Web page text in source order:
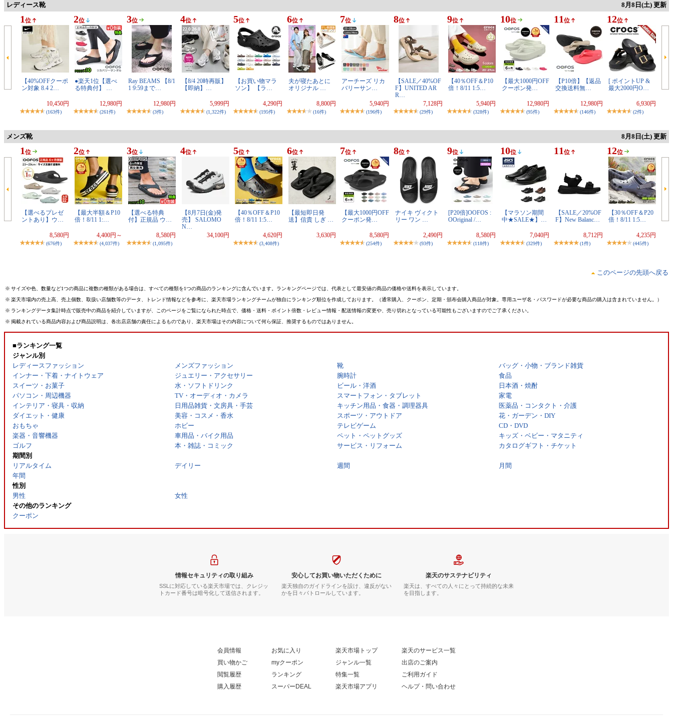
レディース靴 8月8日(土) 更新
1 位
【40%OFFクーポ
ン対象 8.4 2…
10,450円
(163件)
2位
●楽天1位【選べ
る特典付】 …
12,980円
(261件)
3位
Ray BEAMS 【8/1
1 9:59まで…
12,980円
(3件)
4位
【8/4 20時再販】
【即納】…
5,999円
(1,322件)
5位
【お買い物マラ
ソン】 【ラ…
4,290円
(195件)
6位
夫が寝たあとに
オリジナル …
8,800円
(16件)
7位
アーチーズ リカ
バリーサン…
5,940円
(196件)
8位
【SALE／40%OF
F】UNITED AR
R…
7,128円
(29件)
9位
【40％OFF＆P10
倍！8/11 1:5…
5,940円
(328件)
10位
【最大1000円OFF
クーポン発…
12,980円
(95件)
11 位
【P10倍】【返品
交換送料無…
12,980円
(146件)
12位
[ ポイントUP &
最大2000円O…
6,930円
(2件)
メンズ靴 8月8日(土) 更新
1 位
【選べるプレゼ
ントあり】ウ…
8,580円
(676件)
2位
【最大半額＆P10
倍！8/11 1:…
4,400円～
(4,037件)
3位
【選べる特典
付】正規品 ウ…
8,580円
(1,095件)
4位
【8月7日(金)発
売】 SALOMO
N…
34,100円
5位
【40％OFF＆P10
倍！8/11 1:5…
4,620円
(3,408件)
6位
【最短即日発
送】信貴 しぎ …
3,630円
7位
【最大1000円OFF
クーポン発…
8,580円
(254件)
8位
ナイキ ヴィクト
リー ワン …
2,490円
(93件)
9位
[P20倍]OOFOS :
OOriginal /…
8,580円
(118件)
10位
【マラソン期間
中★SALE★】…
7,040円
(329件)
11 位
【SALE／20%OF
F】New Balanc…
8,712円
(1件)
12位
【30％OFF＆P20
倍！8/11 1:5…
4,235円
(445件)
このページの先頭へ戻る
※ サイズや色、数量など1つの商品に複数の種類がある場合は、すべての種類を1つの商品のランキングに含んでいます。ランキングページでは、代表として最安値の商品の価格や送料を表示しています。
※ 楽天市場内の売上高、売上個数、取扱い店舗数等のデータ、トレンド情報などを参考に、楽天市場ランキングチームが独自にランキング順位を作成しております。（通常購入、クーポン、定期・頒布会購入商品が対象。専用ユーザ名・パスワードが必要な商品の購入は含まれていません。）
※ ランキングデータ集計時点で販売中の商品を紹介していますが、このページをご覧になられた時点で、価格・送料・ポイント倍数・レビュー情報・配送情報の変更や、売り切れとなっている可能性もございますのでご了承ください。
※ 掲載されている商品内容および商品説明は、各出店店舗の責任によるものであり、楽天市場はその内容について何ら保証、推奨するものではありません。
■ランキング一覧
ジャンル別
レディースファッション
メンズファッション 靴
バッグ・小物・ブランド雑貨
インナー・下着・ナイトウェア
ジュエリー・アクセサリー 腕時計
食品
スイーツ・お菓子
水・ソフトドリンク ビール・洋酒
日本酒・焼酎
パソコン・周辺機器
TV・オーディオ・カメラ スマートフォン・タブレット
家電
インテリア・寝具・収納
日用品雑貨・文房具・手芸 キッチン用品・食器・調理器具
医薬品・コンタクト・介護
ダイエット・健康
美容・コスメ・香水 スポーツ・アウトドア
花・ガーデン・DIY
おもちゃ
ホビー テレビゲーム
CD・DVD
楽器・音響機器
車用品・バイク用品 ペット・ペットグッズ
キッズ・ベビー・マタニティ
ゴルフ
本・雑誌・コミック サービス・リフォーム
カタログギフト・チケット
期間別
リアルタイム
デイリー 週間
月間
年間
性別
男性
女性
その他のランキング
クーポン
情報セキュリティの取り組み
SSLに対応している楽天市場では、クレジッ
トカード番号は暗号化して送信されます。
安心してお買い物いただくために
楽天独自のガイドラインを設け、違反がない
かを日々パトロールしています。
楽天のサステナビリティ
楽天は、すべての人々にとって持続的な未来
を目指します。
会員情報
買い物かご
閲覧履歴
購入履歴
お気に入り
myクーポン
ランキング
スーパーDEAL
楽天市場トップ
ジャンル一覧
特集一覧
楽天市場アプリ
楽天のサービス一覧
出店のご案内
ご利用ガイド
ヘルプ・問い合わせ